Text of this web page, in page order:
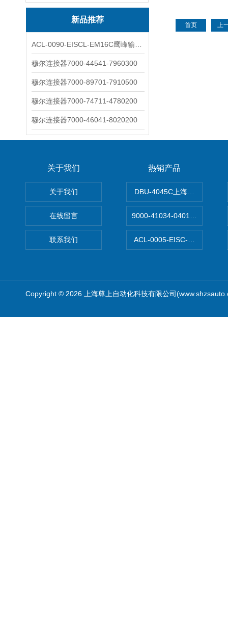
新品推荐
穆尔连接器7000-44541-7960300
穆尔连接器7000-89701-7910500
穆尔连接器7000-74711-4780200
穆尔连接器7000-46041-8020200
首页 上
关于我们
关于我们
在线留言
联系我们
热销产品
DBU-4045C上海鹰峰制动单
9000-41034-0401000穆尔
ACL-0005-EISC-E2M8C上海
Copyright © 2026 上海尊上自动化科技有限公司